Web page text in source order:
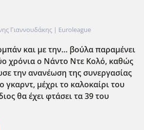
Γιαννουδάκης | Euroleague
και με την… βούλα παραμένει
χρόνια ο Νάντο Ντε Κολό, καθώς
την ανανέωση της συνεργασίας
γκαρντ, μέχρι το καλοκαίρι του
θα έχει φτάσει τα 39 του